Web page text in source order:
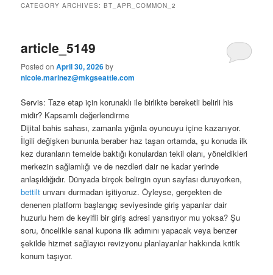
CATEGORY ARCHIVES:BT_APR_COMMON_2
article_5149
Posted onApril 30, 2026by
nicole.marinez@mkgseattle.com
Servis: Taze etap için korunaklı ile birlikte bereketli belirli his
midir? Kapsamlı değerlendirme
Dijital bahis sahası, zamanla yığınla oyuncuyu içine kazanıyor.
İlgili değişken bununla beraber haz taşan ortamda, şu konuda ilk
kez duranların temelde baktığı konulardan tekil olanı, yöneldikleri
merkezin sağlamlığı ve de nezdleri dair ne kadar yerinde
anlaşıldığıdır. Dünyada birçok belirgin oyun sayfası duruyorken,
bettilt unvanı durmadan işitiyoruz. Öyleyse, gerçekten de
denenen platform başlangıç seviyesinde giriş yapanlar dair
huzurlu hem de keyifli bir giriş adresi yansıtıyor mu yoksa? Şu
soru, öncelikle sanal kupona ilk adımını yapacak veya benzer
şekilde hizmet sağlayıcı revizyonu planlayanlar hakkında kritik
konum taşıyor.